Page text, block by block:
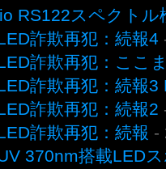
RS122スペクトル
詐欺再犯：続報4
詐欺再犯：ここ
詐欺再犯：続報3
詐欺再犯：続報2
詐欺再犯：続報 -
370nm搭載LED